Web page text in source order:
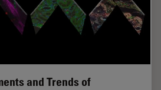
and Trends of